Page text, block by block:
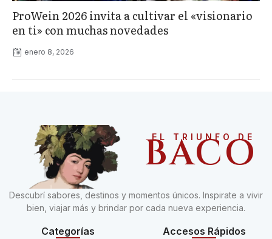
ProWein 2026 invita a cultivar el «visionario
en ti» con muchas novedades
enero 8, 2026
EL TRIUNFO DE
BACO
Descubrí sabores, destinos y momentos únicos. Inspirate a vivir
bien, viajar más y brindar por cada nueva experiencia.
Categorías Accesos Rápidos